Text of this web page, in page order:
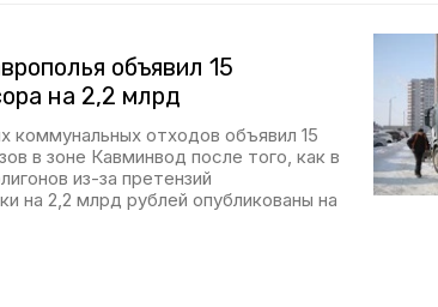
объявил 15
на 2,2 млрд
коммунальных отходов объявил 15
в зоне Кавминвод после того, как в
из-за претензий
на 2,2 млрд рублей опубликованы на